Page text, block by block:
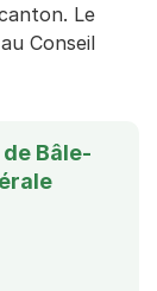
Le
Conseil
Bâle-